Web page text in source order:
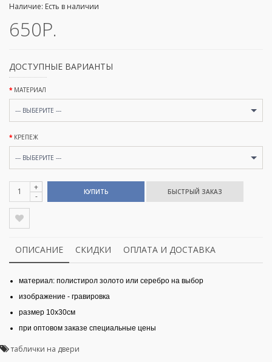
Наличие: Есть в наличии
650Р.
ДОСТУПНЫЕ ВАРИАНТЫ
МАТЕРИАЛ
--- ВЫБЕРИТЕ ---
КРЕПЕЖ
--- ВЫБЕРИТЕ ---
+
-
КУПИТЬ
ОПИСАНИЕ СКИДКИ ОПЛАТА И ДОСТАВКА
материал: полистирол золото или серебро на выбор
изображение - гравировка
размер 10х30см
при оптовом заказе специальные цены
таблички на двери